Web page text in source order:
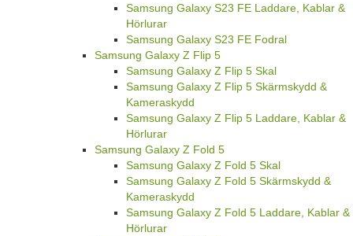
Samsung Galaxy S23 FE Laddare, Kablar &
Hörlurar
Samsung Galaxy S23 FE Fodral
Samsung Galaxy Z Flip 5
Samsung Galaxy Z Flip 5 Skal
Samsung Galaxy Z Flip 5 Skärmskydd &
Kameraskydd
Samsung Galaxy Z Flip 5 Laddare, Kablar &
Hörlurar
Samsung Galaxy Z Fold 5
Samsung Galaxy Z Fold 5 Skal
Samsung Galaxy Z Fold 5 Skärmskydd &
Kameraskydd
Samsung Galaxy Z Fold 5 Laddare, Kablar &
Hörlurar